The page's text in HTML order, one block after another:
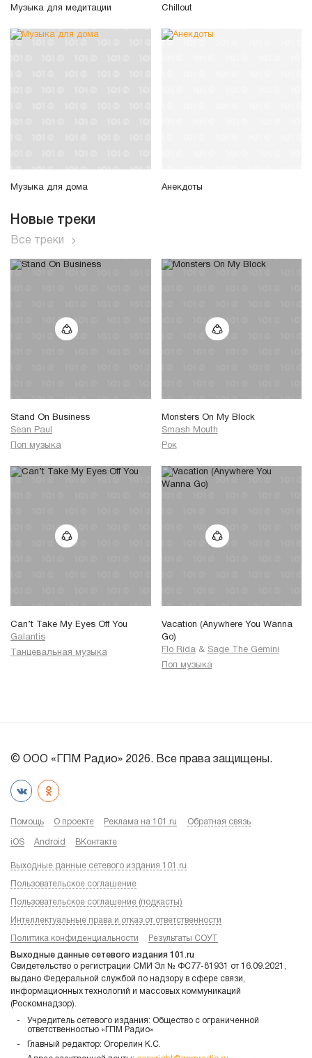
Музыка для медитации Chillout
Музыка для дома Анекдоты
Новые треки
Все треки
Stand On Business
Sean Paul
Поп музыка
Monsters On My Block
Smash Mouth
Рок
Can’t Take My Eyes Off You
Galantis
Танцевальная музыка
Vacation (Anywhere You Wanna
Go)
Flo Rida & Sage The Gemini
Поп музыка
© ООО «ГПМ Радио» 2026. Все права защищены.
Помощь О проекте Реклама на 101.ru Обратная связь
iOS Android ВКонтакте
Выходные данные сетевого издания 101.ru
Пользовательское соглашение
Пользовательское соглашение (подкасты)
Интеллектуальные права и отказ от ответственности
Политика конфиденциальности Результаты СОУТ
Выходные данные сетевого издания 101.ru
Свидетельство о регистрации СМИ Эл № ФС77-81931 от 16.09.2021,
выдано Федеральной службой по надзору в сфере связи,
информационных технологий и массовых коммуникаций
(Роскомнадзор).
Учредитель сетевого издания: Общество с ограниченной
ответственностью «ГПМ Радио»
Главный редактор: Огорелин К.С.